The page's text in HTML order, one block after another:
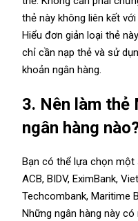
thẻ này không liên kết
Hiểu đơn giản loại thẻ
chỉ cần nạp thẻ và sử
khoản ngân hàng.
3. Nên làm
ngân hàng
Bạn có thể lựa chọn một
ACB, BIDV, EximBank,
Techcombank, Maritime
Những ngân hàng này